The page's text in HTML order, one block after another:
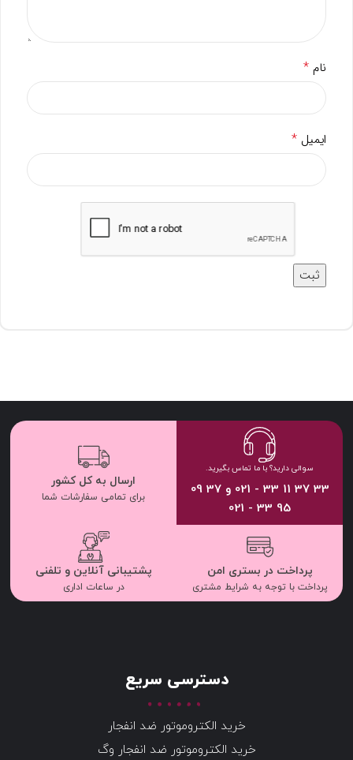
نام *
ایمیل *
سوالی دارید؟ با ما تماس بگیرید.
33 37 11 33 - 021 و 37 09
95 33 - 021
ارسال به کل کشور
برای تمامی سفارشات شما
پرداخت در بستری امن
پرداخت با توجه به شرایط مشتری
پشتیبانی آنلاین و تلفنی
در ساعات اداری
دسترسی سریع
خرید الکتروموتور ضد انفجار
خرید الکتروموتور ضد انفجار وگ